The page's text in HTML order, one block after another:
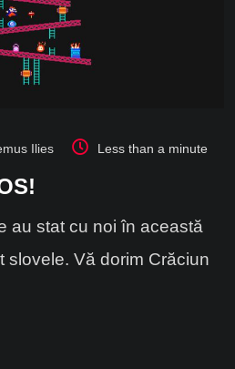
Ilies Less than a minute
au stat cu noi în această
slovele. Vă dorim Crăciun